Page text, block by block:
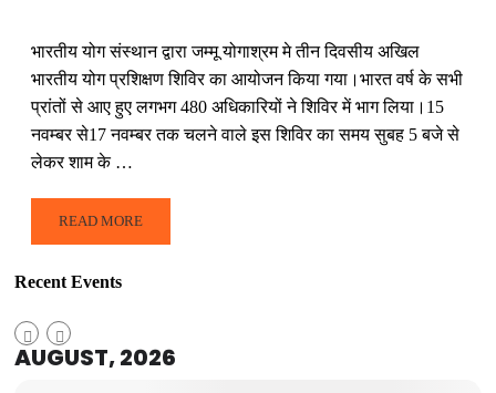
भारतीय योग संस्थान द्वारा जम्मू योगाश्रम मे तीन दिवसीय अखिल
भारतीय योग प्रशिक्षण शिविर का आयोजन किया गया।भारत वर्ष के सभी
प्रांतों से आए हुए लगभग 480 अधिकारियों ने शिविर में भाग लिया।15
नवम्बर से17 नवम्बर तक चलने वाले इस शिविर का समय सुबह 5 बजे से
लेकर शाम के …
READ MORE
Recent Events
AUGUST, 2026